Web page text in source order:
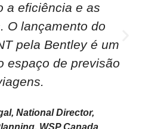
a eficiência e as
O lançamento do
pela Bentley é um
espaço de previsão
National Director,